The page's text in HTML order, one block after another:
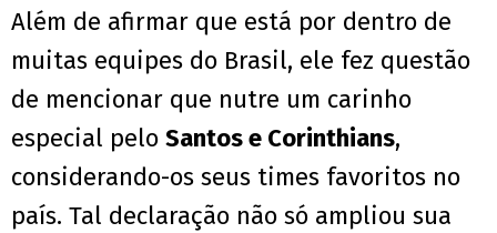
Além de afirmar que está por dentro de
muitas equipes do Brasil, ele fez questão
de mencionar que nutre um carinho
especial pelo Santos e Corinthians,
considerando-os seus times favoritos no
país. Tal declaração não só ampliou sua